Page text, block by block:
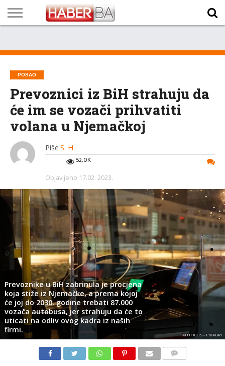
TECH
PROGRAM
PROGNOZA
PUTEVIMA
LISTA
NAMA
POSAO
Prevoznici iz BiH strahuju da
će im se vozači prihvatiti
volana u Njemačkoj
Piše S. H.
52.0K
Objavljeno 17.02. 2023.
Prevoznike u BiH zabrinula je procjena
koja stiže iz Njemačke, a prema kojoj
će joj do 2030. godine trebati 87.000
vozača autobusa, jer strahuju da će to
uticati na odliv ovog kadra iz naših
firmi.
AUTOBUS - PIXABAY